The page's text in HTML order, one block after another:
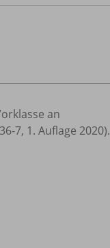
an
7, 1. Auflage 2020).